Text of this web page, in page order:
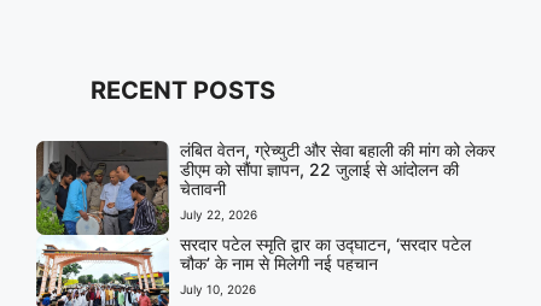
RECENT POSTS
लंबित वेतन, ग्रेच्युटी और सेवा बहाली की मांग को लेकर
डीएम को सौंपा ज्ञापन, 22 जुलाई से आंदोलन की
चेतावनी
July 22, 2026
सरदार पटेल स्मृति द्वार का उद्घाटन, ‘सरदार पटेल
चौक’ के नाम से मिलेगी नई पहचान
July 10, 2026